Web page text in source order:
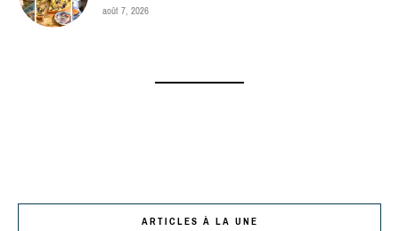
août 7, 2026
ARTICLES À LA UNE